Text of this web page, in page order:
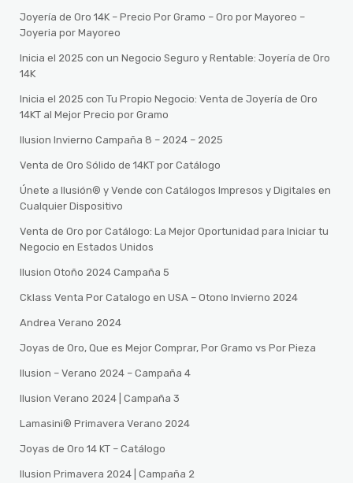
Joyería de Oro 14K – Precio Por Gramo – Oro por Mayoreo –
Joyeria por Mayoreo
Inicia el 2025 con un Negocio Seguro y Rentable: Joyería de Oro
14K
Inicia el 2025 con Tu Propio Negocio: Venta de Joyería de Oro
14KT al Mejor Precio por Gramo
Ilusion Invierno Campaña 8 – 2024 – 2025
Venta de Oro Sólido de 14KT por Catálogo
Únete a Ilusión® y Vende con Catálogos Impresos y Digitales en
Cualquier Dispositivo
Venta de Oro por Catálogo: La Mejor Oportunidad para Iniciar tu
Negocio en Estados Unidos
Ilusion Otoño 2024 Campaña 5
Cklass Venta Por Catalogo en USA – Otono Invierno 2024
Andrea Verano 2024
Joyas de Oro, Que es Mejor Comprar, Por Gramo vs Por Pieza
Ilusion – Verano 2024 – Campaña 4
Ilusion Verano 2024 | Campaña 3
Lamasini®️ Primavera Verano 2024
Joyas de Oro 14 KT – Catálogo
Ilusion Primavera 2024 | Campaña 2